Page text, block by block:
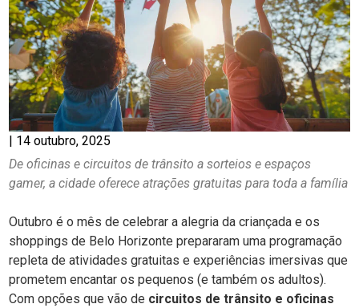
| 14 outubro, 2025
De oficinas e circuitos de trânsito a sorteios e espaços
gamer, a cidade oferece atrações gratuitas para toda a família
Outubro é o mês de celebrar a alegria da criançada e os
shoppings de Belo Horizonte prepararam uma programação
repleta de atividades gratuitas e experiências imersivas que
prometem encantar os pequenos (e também os adultos).
Com opções que vão de circuitos de trânsito e oficinas